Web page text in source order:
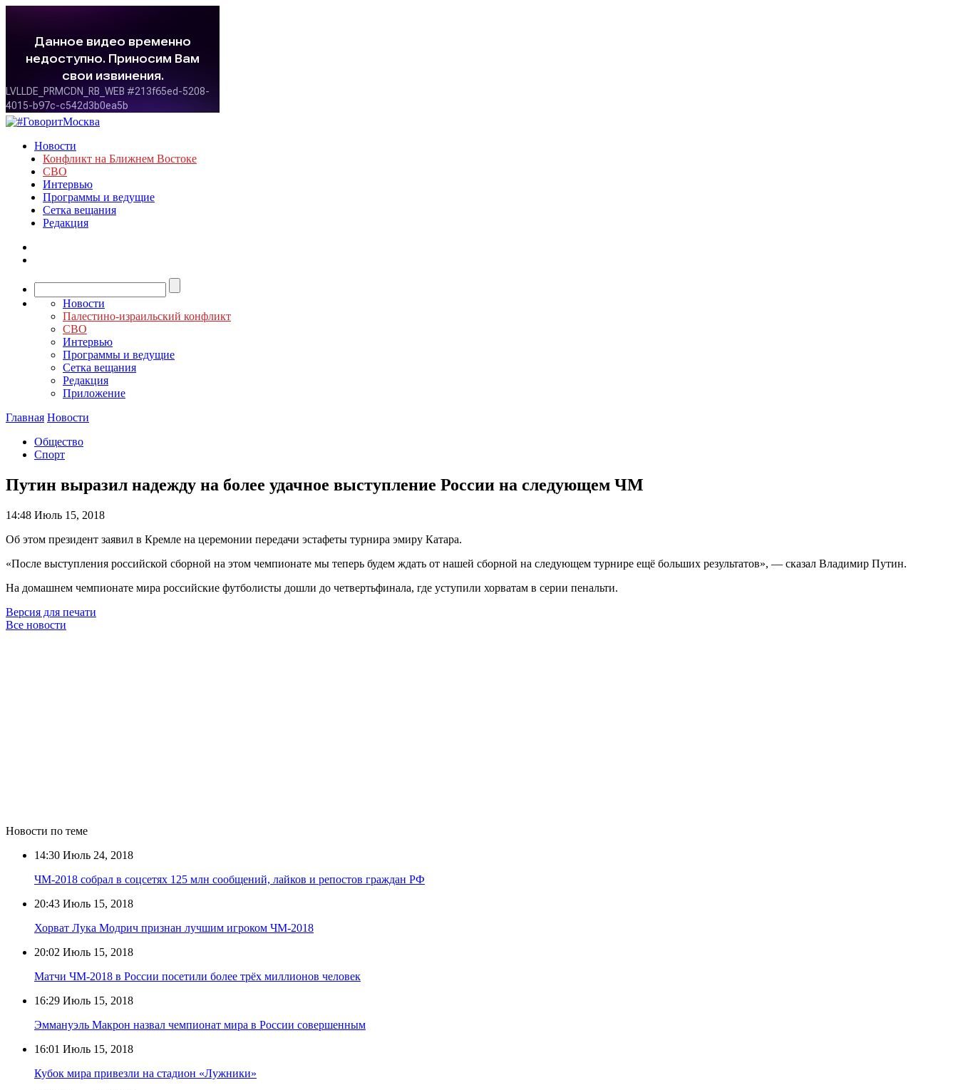
Новости
Конфликт на Ближнем Востоке
СВО
Интервью
Программы и ведущие
Сетка вещания
Редакция
Новости
Палестино-израильский конфликт
СВО
Интервью
Программы и ведущие
Сетка вещания
Редакция
Приложение
Главная Новости
Общество
Спорт
Путин выразил надежду на более удачное выступление России на следующем ЧМ
14:48 Июль 15, 2018
Об этом президент заявил в Кремле на церемонии передачи эстафеты турнира эмиру Катара.
«После выступления российской сборной на этом чемпионате мы теперь будем ждать от нашей сборной на следующем турнире ещё больших результатов», — сказал Владимир Путин.
На домашнем чемпионате мира российские футболисты дошли до четвертьфинала, где уступили хорватам в серии пенальти.
Версия для печати
Все новости
Новости по теме
14:30 Июль 24, 2018
ЧМ-2018 собрал в соцсетях 125 млн сообщений, лайков и репостов граждан РФ
20:43 Июль 15, 2018
Хорват Лука Модрич признан лучшим игроком ЧМ-2018
20:02 Июль 15, 2018
Матчи ЧМ-2018 в России посетили более трёх миллионов человек
16:29 Июль 15, 2018
Эммануэль Макрон назвал чемпионат мира в России совершенным
16:01 Июль 15, 2018
Кубок мира привезли на стадион «Лужники»